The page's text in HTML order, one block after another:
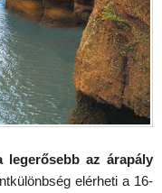
legerősebb az árapály
elérheti a 16-